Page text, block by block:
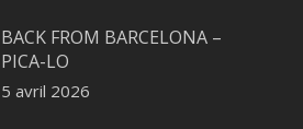
BACK FROM BARCELONA –
PICA-LO
5 avril 2026